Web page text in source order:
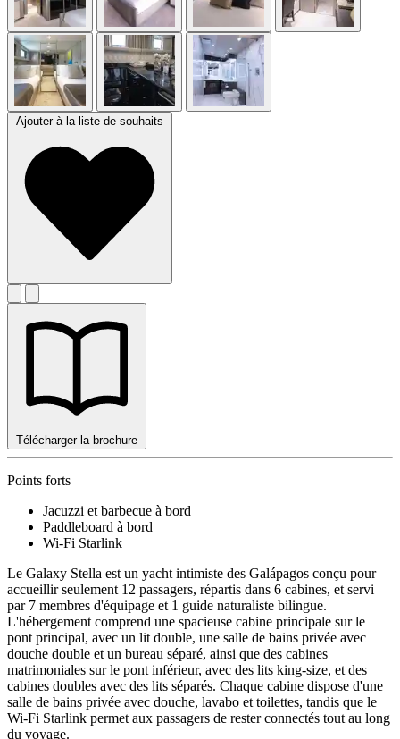
Ajouter à la liste de souhaits
Télécharger la brochure
Points forts
Jacuzzi et barbecue à bord
Paddleboard à bord
Wi-Fi Starlink
Le Galaxy Stella est un yacht intimiste des Galápagos conçu pour
accueillir seulement 12 passagers, répartis dans 6 cabines, et servi
par 7 membres d'équipage et 1 guide naturaliste bilingue.
L'hébergement comprend une spacieuse cabine principale sur le
pont principal, avec un lit double, une salle de bains privée avec
douche double et un bureau séparé, ainsi que des cabines
matrimoniales sur le pont inférieur, avec des lits king-size, et des
cabines doubles avec des lits séparés. Chaque cabine dispose d'une
salle de bains privée avec douche, lavabo et toilettes, tandis que le
Wi-Fi Starlink permet aux passagers de rester connectés tout au long
du voyage.